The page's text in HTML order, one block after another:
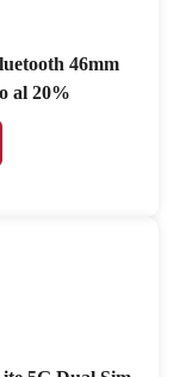
46mm
al 20%